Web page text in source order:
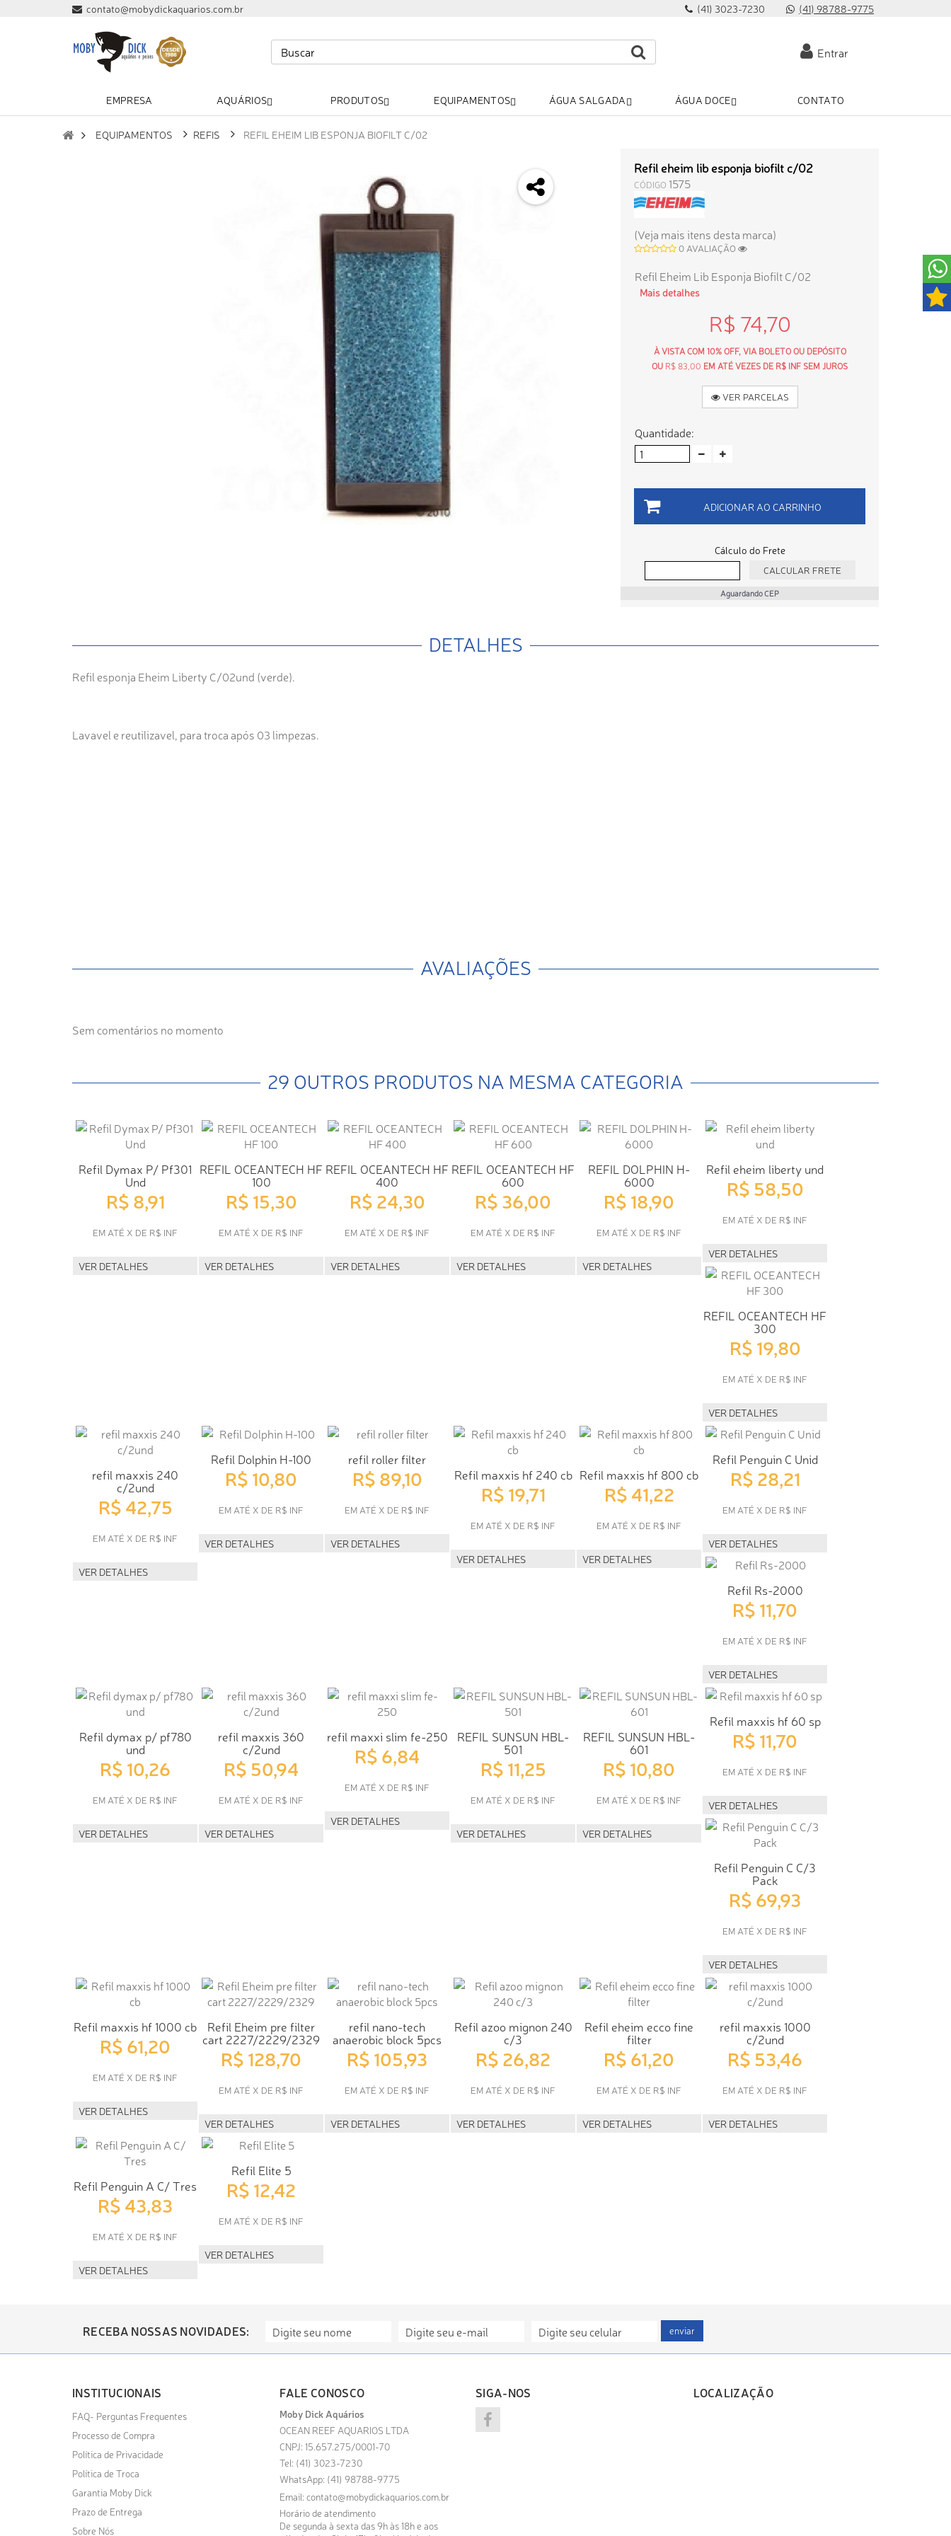
contato@mobydickaquarios.com.br (41) 3023-7230 (41) 98788-9775
Entrar
EMPRESA AQUÁRIOS PRODUTOS EQUIPAMENTOS ÁGUA SALGADA ÁGUA DOCE CONTATO
EQUIPAMENTOS REFIS REFIL EHEIM LIB ESPONJA BIOFILT C/02
Refil eheim lib esponja biofilt c/02
CÓDIGO 1575
(Veja mais itens desta marca)
0 AVALIAÇÃO
Refil Eheim Lib Esponja Biofilt C/02
Mais detalhes
R$ 74,70
À VISTA COM 10% OFF, VIA BOLETO OU DEPÓSITO
OU R$ 83,00 EM ATÉ VEZES DE R$ INF SEM JUROS
VER PARCELAS
Quantidade:
ADICIONAR AO CARRINHO
Cálculo do Frete
Aguardando CEP
DETALHES
Refil esponja Eheim Liberty C/02und (verde).
Lavavel e reutilizavel, para troca após 03 limpezas.
AVALIAÇÕES
Sem comentários no momento
29 OUTROS PRODUTOS NA MESMA CATEGORIA
Refil Dymax P/ Pf301
Und
R$ 8,91
EM ATÉ X DE R$ INF
VER DETALHES
REFIL OCEANTECH HF
100
R$ 15,30
EM ATÉ X DE R$ INF
VER DETALHES
REFIL OCEANTECH HF
400
R$ 24,30
EM ATÉ X DE R$ INF
VER DETALHES
REFIL OCEANTECH HF
600
R$ 36,00
EM ATÉ X DE R$ INF
VER DETALHES
REFIL DOLPHIN H-
6000
R$ 18,90
EM ATÉ X DE R$ INF
VER DETALHES
Refil eheim liberty und
R$ 58,50
EM ATÉ X DE R$ INF
VER DETALHES
REFIL OCEANTECH HF
300
R$ 19,80
EM ATÉ X DE R$ INF
VER DETALHES
refil maxxis 240
c/2und
R$ 42,75
EM ATÉ X DE R$ INF
VER DETALHES
Refil Dolphin H-100
R$ 10,80
EM ATÉ X DE R$ INF
VER DETALHES
refil roller filter
R$ 89,10
EM ATÉ X DE R$ INF
VER DETALHES
Refil maxxis hf 240 cb
R$ 19,71
EM ATÉ X DE R$ INF
VER DETALHES
Refil maxxis hf 800 cb
R$ 41,22
EM ATÉ X DE R$ INF
VER DETALHES
Refil Penguin C Unid
R$ 28,21
EM ATÉ X DE R$ INF
VER DETALHES
Refil Rs-2000
R$ 11,70
EM ATÉ X DE R$ INF
VER DETALHES
Refil dymax p/ pf780
und
R$ 10,26
EM ATÉ X DE R$ INF
VER DETALHES
refil maxxis 360
c/2und
R$ 50,94
EM ATÉ X DE R$ INF
VER DETALHES
refil maxxi slim fe-250
R$ 6,84
EM ATÉ X DE R$ INF
VER DETALHES
REFIL SUNSUN HBL-
501
R$ 11,25
EM ATÉ X DE R$ INF
VER DETALHES
REFIL SUNSUN HBL-
601
R$ 10,80
EM ATÉ X DE R$ INF
VER DETALHES
Refil maxxis hf 60 sp
R$ 11,70
EM ATÉ X DE R$ INF
VER DETALHES
Refil Penguin C C/3
Pack
R$ 69,93
EM ATÉ X DE R$ INF
VER DETALHES
Refil maxxis hf 1000 cb
R$ 61,20
EM ATÉ X DE R$ INF
VER DETALHES
Refil Eheim pre filter
cart 2227/2229/2329
R$ 128,70
EM ATÉ X DE R$ INF
VER DETALHES
refil nano-tech
anaerobic block 5pcs
R$ 105,93
EM ATÉ X DE R$ INF
VER DETALHES
Refil azoo mignon 240
c/3
R$ 26,82
EM ATÉ X DE R$ INF
VER DETALHES
Refil eheim ecco fine
filter
R$ 61,20
EM ATÉ X DE R$ INF
VER DETALHES
refil maxxis 1000
c/2und
R$ 53,46
EM ATÉ X DE R$ INF
VER DETALHES
Refil Penguin A C/ Tres
R$ 43,83
EM ATÉ X DE R$ INF
VER DETALHES
Refil Elite 5
R$ 12,42
EM ATÉ X DE R$ INF
VER DETALHES
RECEBA NOSSAS NOVIDADES: enviar
INSTITUCIONAIS
FAQ- Perguntas Frequentes
Processo de Compra
Política de Privacidade
Política de Troca
Garantia Moby Dick
Prazo de Entrega
Sobre Nós
FALE CONOSCO
Moby Dick Aquários
OCEAN REEF AQUARIOS LTDA
CNPJ: 15.657.275/0001-70
Tel: (41) 3023-7230
WhatsApp: (41) 98788-9775
Email: contato@mobydickaquarios.com.br
Horário de atendimento
De segunda à sexta das 9h às 18h e aos
SIGA-NOS LOCALIZAÇÃO